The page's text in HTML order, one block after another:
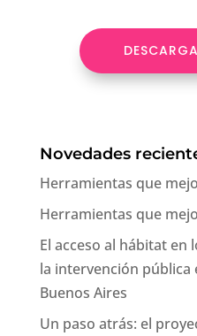
Novedades
Herramientas que
Herramientas que
El acceso al hábitat en
la intervención pública
Buenos Aires
Un paso atrás: el